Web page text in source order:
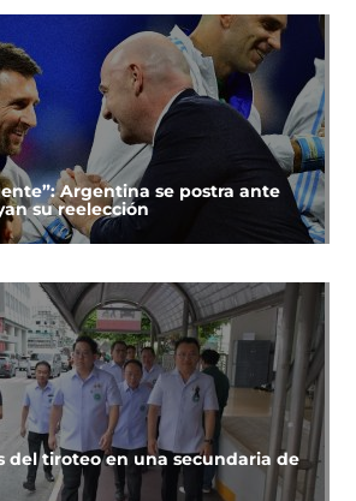
Argentina se postra ante
su reelección
del tiroteo en una secundaria de